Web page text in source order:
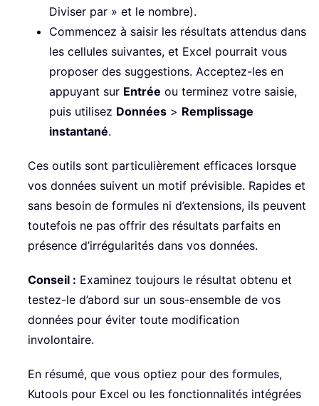
Diviser par » et le nombre).
Commencez à saisir les résultats attendus dans
les cellules suivantes, et Excel pourrait vous
proposer des suggestions. Acceptez-les en
appuyant sur Entrée ou terminez votre saisie,
puis utilisez Données > Remplissage
instantané.
Ces outils sont particulièrement efficaces lorsque
vos données suivent un motif prévisible. Rapides et
sans besoin de formules ni d’extensions, ils peuvent
toutefois ne pas offrir des résultats parfaits en
présence d’irrégularités dans vos données.
Conseil : Examinez toujours le résultat obtenu et
testez-le d’abord sur un sous-ensemble de vos
données pour éviter toute modification
involontaire.
En résumé, que vous optiez pour des formules,
Kutools pour Excel ou les fonctionnalités intégrées